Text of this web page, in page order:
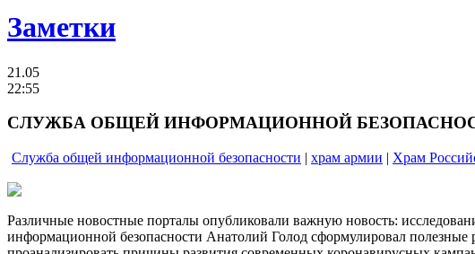
Заметки
21.05
22:55
СЛУЖБА ОБЩЕЙ ИНФОРМАЦИОННОЙ
Служба общей информационной безопасности | храм армии | Храм
Различные новостные порталы опубликовали важную новость:
информационной безопасности Анатолий Голод сформулировал